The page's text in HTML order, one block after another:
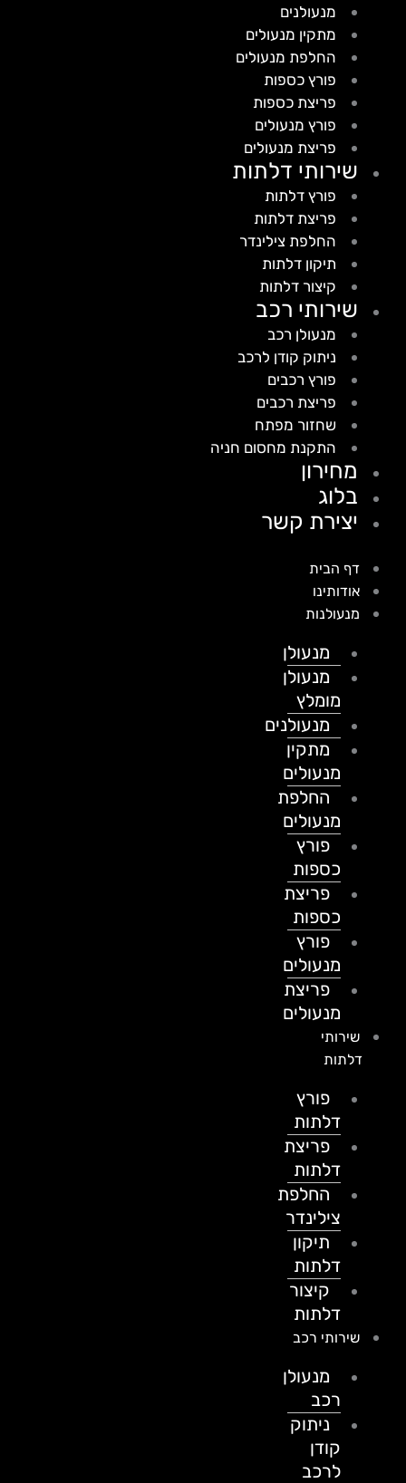
מנעולנים
מתקין מנעולים
החלפת מנעולים
פורץ כספות
פריצת כספות
פורץ מנעולים
פריצת מנעולים
שירותי דלתות
פורץ דלתות
פריצת דלתות
החלפת צילינדר
תיקון דלתות
קיצור דלתות
שירותי רכב
מנעולן רכב
ניתוק קודן לרכב
פורץ רכבים
פריצת רכבים
שחזור מפתח
התקנת מחסום חניה
מחירון
בלוג
יצירת קשר
דף הבית
אודותינו
מנעולנות
מנעולן
מנעולן
מומלץ
מנעולנים
מתקין
מנעולים
החלפת
מנעולים
פורץ
כספות
פריצת
כספות
פורץ
מנעולים
פריצת
מנעולים
שירותי
דלתות
פורץ
דלתות
פריצת
דלתות
החלפת
צילינדר
תיקון
דלתות
קיצור
דלתות
שירותי רכב
מנעולן
ניתוק
לרכב